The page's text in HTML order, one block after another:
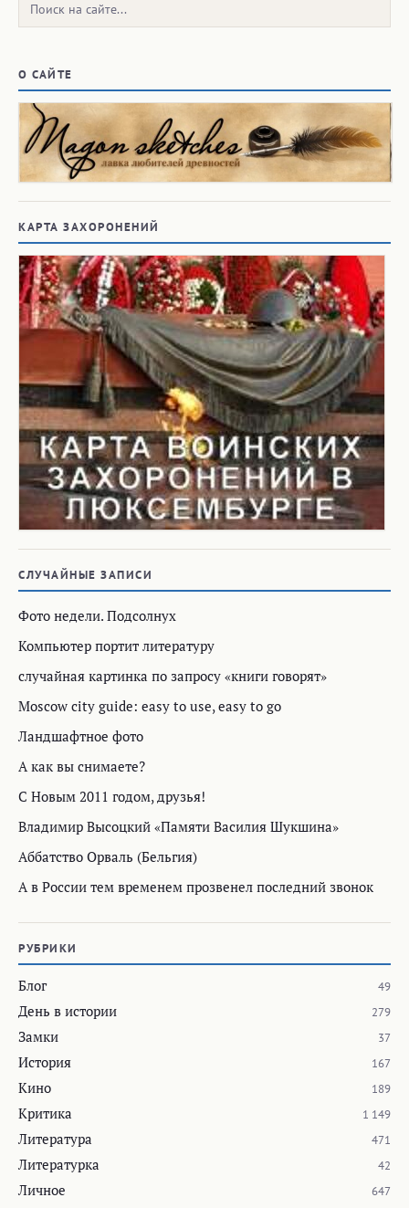
О САЙТЕ
КАРТА ЗАХОРОНЕНИЙ
СЛУЧАЙНЫЕ ЗАПИСИ
Фото недели. Подсолнух
Компьютер портит литературу
случайная картинка по запросу «книги говорят»
Moscow city guide: easy to use, easy to go
Ландшафтное фото
А как вы снимаете?
С Новым 2011 годом, друзья!
Владимир Высоцкий «Памяти Василия Шукшина»
Аббатство Орваль (Бельгия)
А в России тем временем прозвенел последний звонок
РУБРИКИ
Блог 49
День в истории 279
Замки 37
История 167
Кино 189
Критика 1 149
Литература 471
Литературка 42
Личное 647